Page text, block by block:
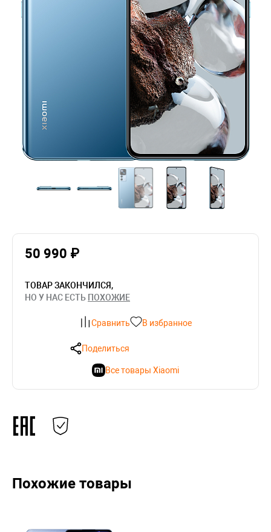
50 990 ₽
ТОВАР ЗАКОНЧИЛСЯ,
НО У НАС ЕСТЬ ПОХОЖИЕ
Сравнить В избранное
Поделиться
Все товары Xiaomi
Похожие товары